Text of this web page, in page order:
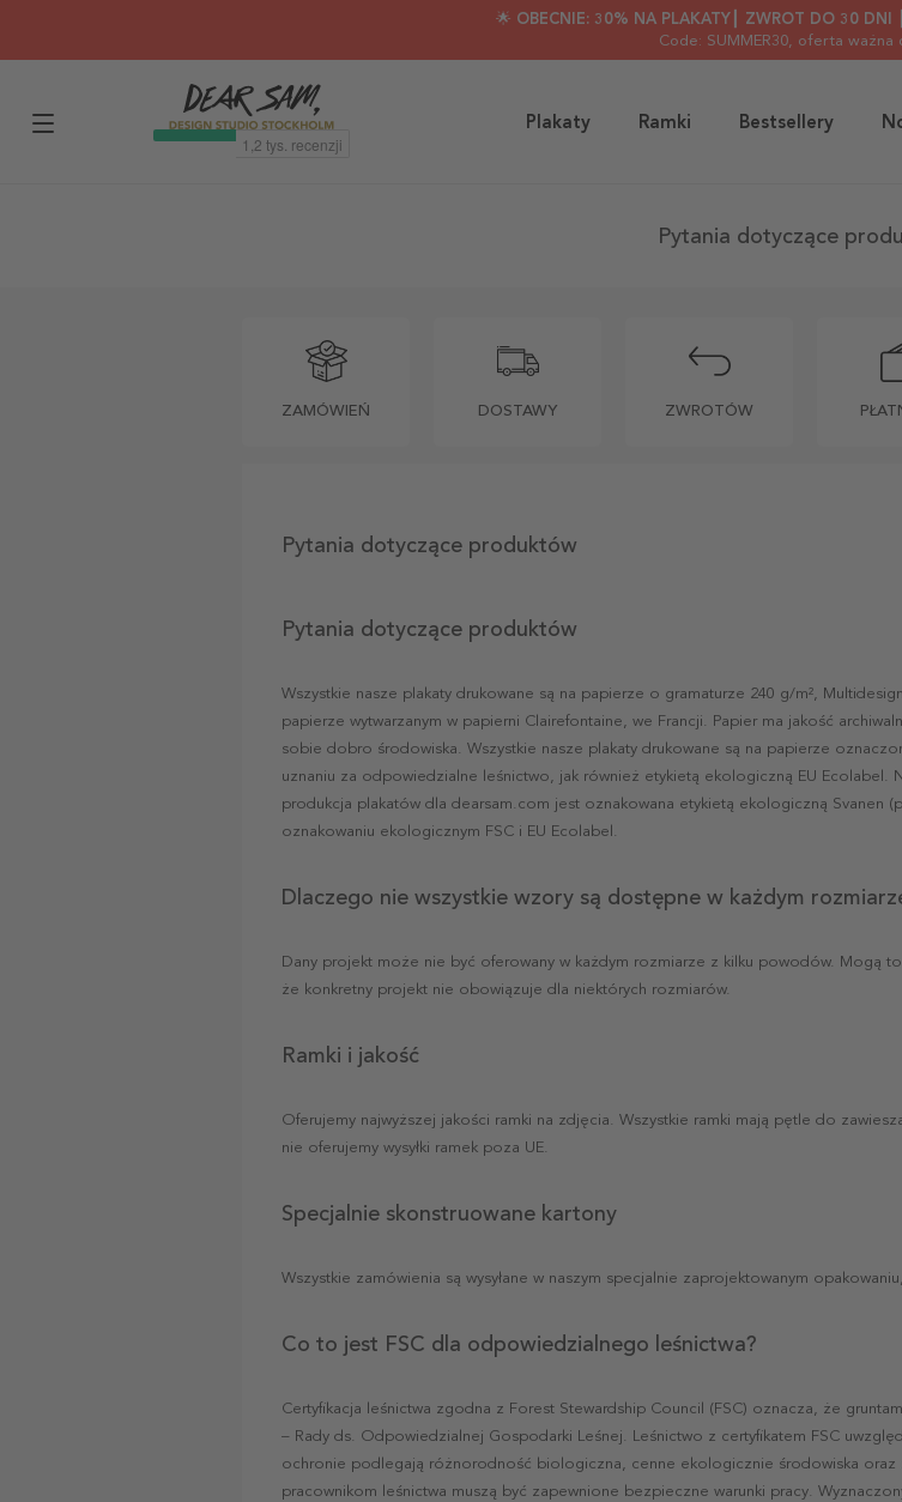
🌟 OBECNIE: 30% NA PLAKATY┃ ZWROT DO 30 DNI
Code: SUMMER30, oferta ważna
Plakaty Ramki Bestsellery
Pytania dotyczące
ZAMÓWIEŃ DOSTAWY ZWROTÓW
Pytania dotyczące produktów
Pytania dotyczące produktów
Wszystkie nasze plakaty drukowane są na papierze o gramaturze 240 g/m²,
papierze wytwarzanym w papierni Clairefontaine, we Francji. Papier ma jakość
sobie dobro środowiska. Wszystkie nasze plakaty drukowane są na papierze
uznaniu za odpowiedzialne leśnictwo, jak również etykietą ekologiczną EU Ecolabel.
produkcja plakatów dla dearsam.com jest oznakowana etykietą ekologiczną Svanen
oznakowaniu ekologicznym FSC i EU Ecolabel.
Dlaczego nie wszystkie wzory są dostępne w każdym
Dany projekt może nie być oferowany w każdym rozmiarze z kilku powodów. Mogą
że konkretny projekt nie obowiązuje dla niektórych rozmiarów.
Ramki i jakość
Oferujemy najwyższej jakości ramki na zdjęcia. Wszystkie ramki mają pętle do
nie oferujemy wysyłki ramek poza UE.
Specjalnie skonstruowane kartony
Wszystkie zamówienia są wysyłane w naszym specjalnie zaprojektowanym
Co to jest FSC dla odpowiedzialnego leśnictwa?
Certyfikacja leśnictwa zgodna z Forest Stewardship Council (FSC) oznacza, że
– Rady ds. Odpowiedzialnej Gospodarki Leśnej. Leśnictwo z certyfikatem FSC
ochronie podlegają różnorodność biologiczna, cenne ekologicznie środowiska
pracownikom leśnictwa muszą być zapewnione bezpieczne warunki pracy.